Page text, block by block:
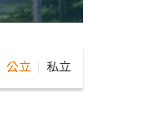
公立 私立